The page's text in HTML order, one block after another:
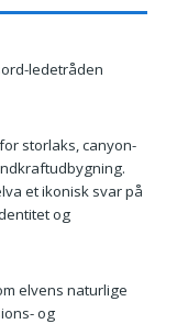
ledetråden
storlaks, canyon-
et ikonisk svar på
og
elvens naturlige
og